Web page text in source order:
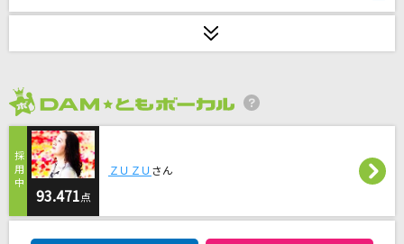
甘い嘘
島谷ひとみ
Pretender
93.471 点
ＺＵＺＵ さん